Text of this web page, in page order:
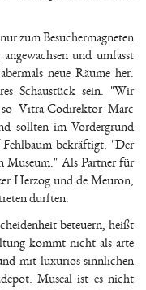
zum Besuchermagneten
und umfasst
neue Räume her.
Schaustück sein. "Wir
Vitra-Codirektor Marc
sollten im Vordergrund
bekräftigt: "Der
Museum." Als Partner für
Herzog und de Meuron,
durften.
beteuern, heißt
kommt nicht als arte
mit luxuriös-sinnlichen
Museal ist es nicht